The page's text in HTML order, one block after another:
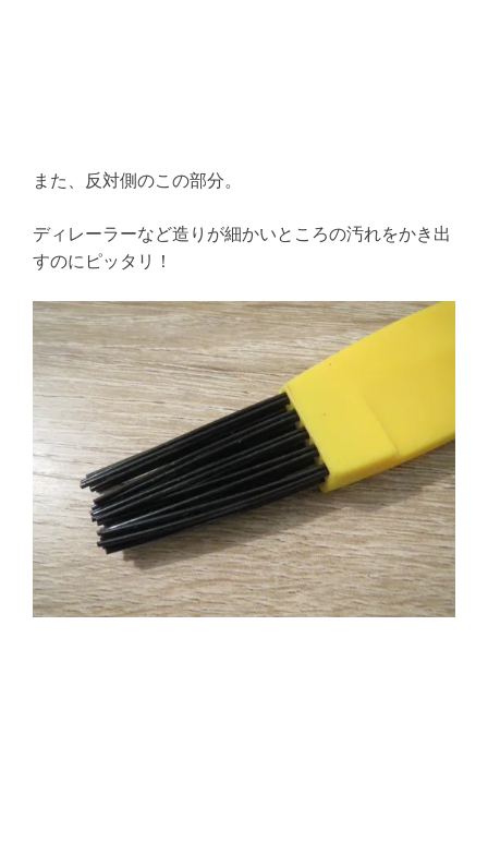
また、反対側のこの部分。
ディレーラーなど造りが細かいところの汚れをかき出
すのにピッタリ！